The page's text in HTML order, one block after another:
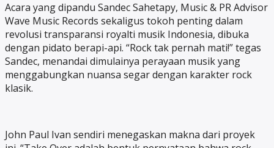
Acara yang dipandu Sandec Sahetapy, Music & PR Advisor
Wave Music Records sekaligus tokoh penting dalam
revolusi transparansi royalti musik Indonesia, dibuka
dengan pidato berapi-api. “Rock tak pernah mati!” tegas
Sandec, menandai dimulainya perayaan musik yang
menggabungkan nuansa segar dengan karakter rock
klasik.
John Paul Ivan sendiri menegaskan makna dari proyek